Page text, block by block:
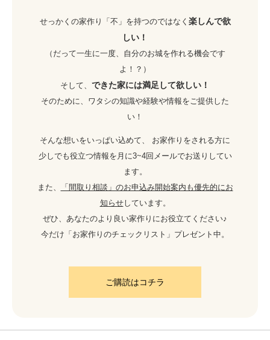
せっかくの家作り「不」を持つのではなく 楽しんで欲
しい！
（だって一生に一度、自分のお城を作れる機会です
よ！？）
そして、 できた家には満足して欲しい！
そのために、ワタシの知識や経験や情報をご提供した
い！
そんな想いをいっぱい込めて、 お家作りをされる方に
少しでも役立つ情報を月に3~4回メールでお送りしてい
ます。
また、
「間取り相談」のお申込み開始案内も優先的にお
知らせしています。
ぜひ、あなたのより良い家作りにお役立てください♪
今だけ「お家作りのチェックリスト」プレゼント中。
ご購読はコチラ